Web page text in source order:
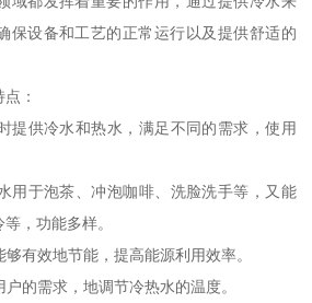
保设备和工艺的正常运行以及提供舒适的
：
提供冷水和热水，满足不同的需求，使用
用于泡茶、冲泡咖啡、洗脸洗手等，又能
，功能多样。
有效地节能，提高能源利用效率。
的需求，地调节冷热水的温度。